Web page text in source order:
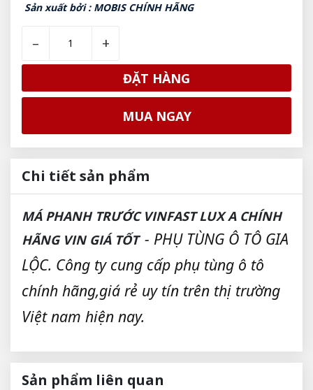
Sản xuất bởi : MOBIS CHÍNH HÃNG
– +
ĐẶT HÀNG
MUA NGAY
Chi tiết sản phẩm
MÁ PHANH TRƯỚC VINFAST LUX A CHÍNH
HÃNG VIN GIÁ TỐT - PHỤ TÙNG Ô TÔ GIA
LỘC. Công ty cung cấp phụ tùng ô tô
chính hãng,giá rẻ uy tín trên thị trường
Việt nam hiện nay.
Sản phẩm liên quan